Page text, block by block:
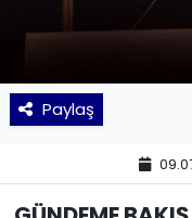
Paylaş
TEKNOLOJİ